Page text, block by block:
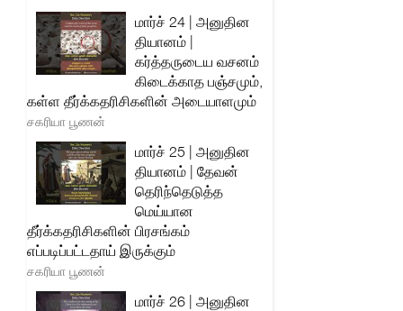
மார்ச் 24 | அனுதின
தியானம் |
கர்த்தருடைய வசனம்
கிடைக்காத பஞ்சமும்,
கள்ள தீர்க்கதரிசிகளின் அடையாளமும்
சகரியா பூணன்
மார்ச் 25 | அனுதின
தியானம் | தேவன்
தெரிந்தெடுத்த
மெய்யான
தீர்க்கதரிசிகளின் பிரசங்கம்
எப்படிப்பட்டதாய் இருக்கும்
சகரியா பூணன்
மார்ச் 26 | அனுதின